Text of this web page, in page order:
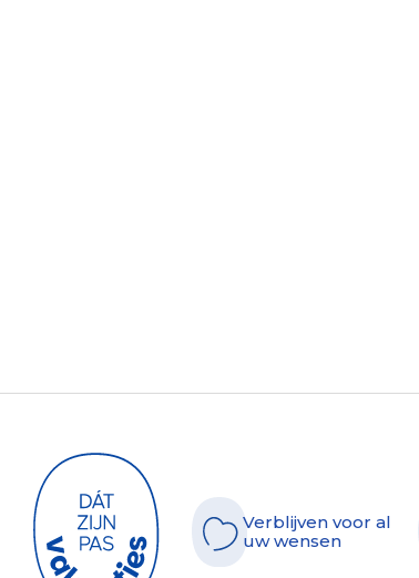
Verblijven voor al
uw wensen